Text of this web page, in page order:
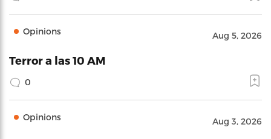
Opinions Aug 5, 2026
Terror a las 10 AM
0
Opinions Aug 3, 2026